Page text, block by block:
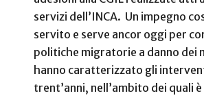
servizi dell’INCA. Un impegno
servito e serve ancor oggi per
politiche migratorie a danno dei
hanno caratterizzato gli
trent’anni, nell’ambito dei quali